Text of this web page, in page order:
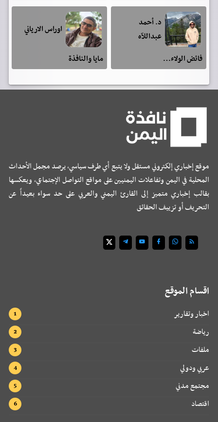
د. أحمد
عبداللآه
فائض الولاء…
اوراس الارياني
مايا والنافذة
موقع إخباري إلكتروني مستقل ولا يتبع أي طرف سياسي، يرصد مجمل الأحداث
المحلية في اليمن وتفاعلات اليمنيين على مواقع التواصل الإجتماعي، ويعكسها
بقالب إخباري متميز إلى القارئ اليمني والعربي على حد سواء بعيداً عن
التحريف أو تزييف الحقائق
اقسام الموقع
اخبار وتقارير
رياضة
ملفات
عربي ودولي
مجتمع مدني
اقتصاد